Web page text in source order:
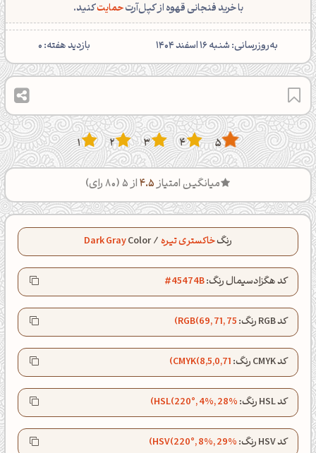
با خرید فنجانی قهوه از کپل‌آرتحمایتکنید.
‌به‌روزرسانی: شنبه 16 اسفند 1404 بازدید هفته:0
5
4
3
2
1
میانگین امتیاز4.5از 5 ( 80رای)
رنگخاکستری تیره/
Color
Dark Gray
کد هگزادسیمال رنگ:#45474B
کد RGB رنگ: RGB(69, 71, 75)
کد CMYK رنگ: CMYK(8,5,0,71)
کد HSL رنگ: HSL(220°, 4%, 28%)
کد HSV رنگ: HSV(220°, 8%, 29%)